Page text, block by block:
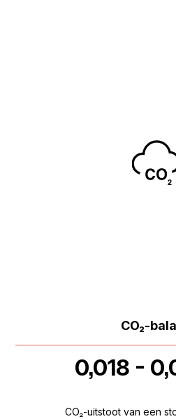
CO₂-
0,018 -
CO₂-uitstoot van een